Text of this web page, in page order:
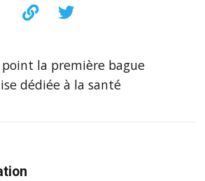
la première bague
dédiée à la santé